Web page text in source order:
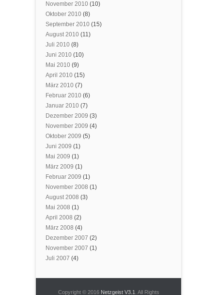
November 2010 (10)
Oktober 2010 (8)
September 2010 (15)
August 2010 (11)
Juli 2010 (8)
Juni 2010 (10)
Mai 2010 (9)
April 2010 (15)
März 2010 (7)
Februar 2010 (6)
Januar 2010 (7)
Dezember 2009 (3)
November 2009 (4)
Oktober 2009 (5)
Juni 2009 (1)
Mai 2009 (1)
März 2009 (1)
Februar 2009 (1)
November 2008 (1)
August 2008 (3)
Mai 2008 (1)
April 2008 (2)
März 2008 (4)
Dezember 2007 (2)
November 2007 (1)
Juli 2007 (4)
Copyright © 2016 Netzgeist V3.1 . All Rights